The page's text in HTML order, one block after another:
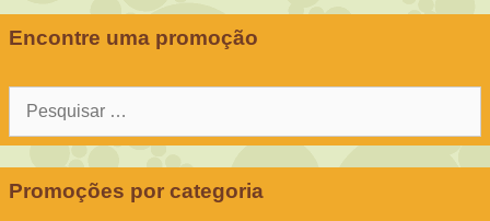
Encontre uma promoção
Pesquisar
Promoções por categoria